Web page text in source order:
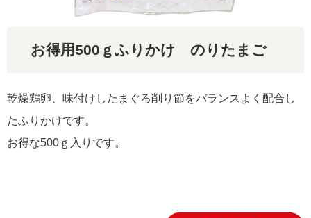
お得用500ｇふりかけ のりたまご
乾燥鶏卵、味付けしたまぐろ削り節をバランスよく配合し
たふりかけです。
お得な500ｇ入りです。